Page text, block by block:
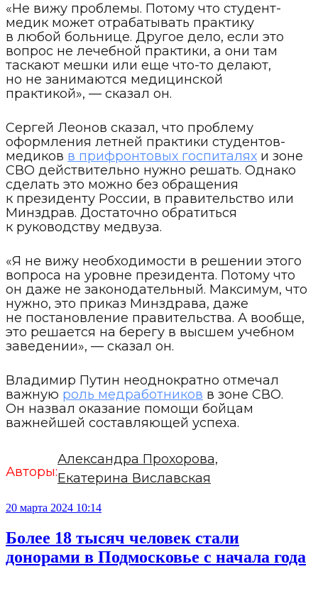
«Не вижу проблемы. Потому что студент-
медик может отрабатывать практику
в любой больнице. Другое дело, если это
вопрос не лечебной практики, а они там
таскают мешки или еще что-то делают,
но не занимаются медицинской
практикой», — сказал он.
Сергей Леонов сказал, что проблему
оформления летней практики студентов-
медиков в прифронтовых госпиталях и зоне
СВО действительно нужно решать. Однако
сделать это можно без обращения
к президенту России, в правительство или
Минздрав. Достаточно обратиться
к руководству медвуза.
«Я не вижу необходимости в решении этого
вопроса на уровне президента. Потому что
он даже не законодательный. Максимум, что
нужно, это приказ Минздрава, даже
не постановление правительства. А вообще,
это решается на берегу в высшем учебном
заведении», — сказал он.
Владимир Путин неоднократно отмечал
важную роль медработников в зоне СВО.
Он назвал оказание помощи бойцам
важнейшей составляющей успеха.
Авторы:
Александра Прохорова,
Екатерина Виславская
20 марта 2024 10:14
Более 18 тысяч человек стали
донорами в Подмосковье с начала года